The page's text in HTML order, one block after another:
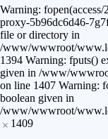
Warning:
proxy-5b96dc6d46-
file or directory in
/www/wwwroot/
1394 Warning: fputs()
given in /www/
on line 1407 Warning:
boolean given in
/www/wwwroot/
1409
×